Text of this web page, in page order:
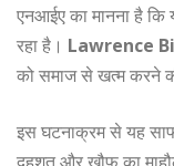
एनआईए का मानना है
रहा है। Lawrence
को समाज से खत्म करने
इस घटनाक्रम से यह